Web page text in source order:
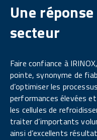
Une
secteur
Faire confiance à
pointe, synonyme de
d’optimiser les
performances élevées
les cellules de
traiter d’importants
ainsi d’excellents